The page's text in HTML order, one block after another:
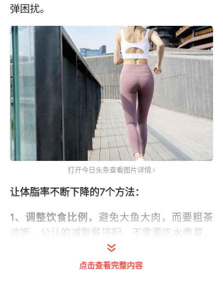
弹困扰。
打开今日头条查看图片详情
让体脂率不断下降的7个方法：
1、调整饮食比例， 避免大鱼大肉，而要粗茶
淡饭，公认的减脂餐搭配，不需要吃水煮菜，
不需要单一饮食，只需要保持三分肉七分蔬菜
的搭配，每天一拳头主食的搭配，就可以均衡
点击查看完整内容